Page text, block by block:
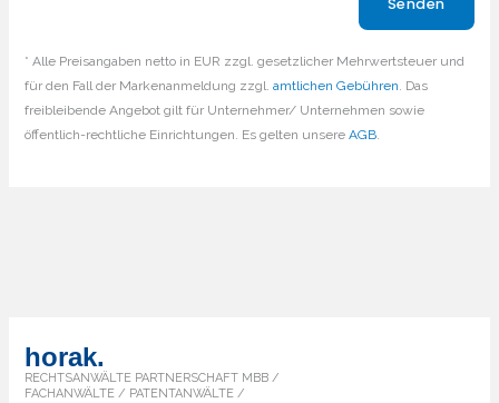
* Alle Preisangaben netto in EUR zzgl. gesetzlicher Mehrwertsteuer und
für den Fall der Markenanmeldung zzgl.amtlichen Gebühren. Das
freibleibende Angebot gilt für Unternehmer/ Unternehmen sowie
öffentlich-rechtliche Einrichtungen. Es gelten unsereAGB.
horak.
RECHTSANWÄLTE PARTNERSCHAFT MBB /
FACHANWÄLTE / PATENTANWÄLTE /